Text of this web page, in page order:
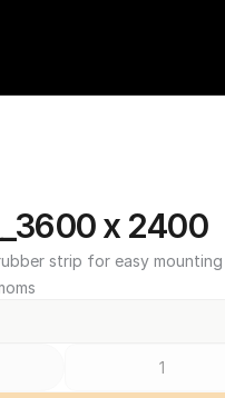
x 2400
strip for easy mounting